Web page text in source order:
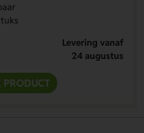
Levering vanaf
24 augustus
PRODUCT